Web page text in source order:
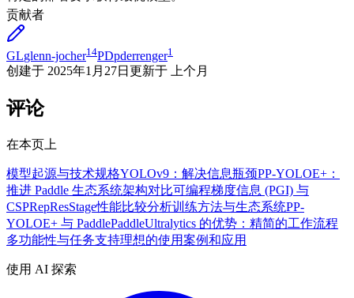
贡献者
GLglenn-jocher14PDpderrenger1
创建于 2025年1月27日 更新于 上个月
评论
在本页上
模型起源与技术规格YOLOv9：解决信息瓶颈PP-YOLOE+：
推进 Paddle 生态系统架构对比可编程梯度信息 (PGI) 与
CSPRepResStage性能比较分析训练方法与生态系统PP-
YOLOE+ 与 PaddlePaddleUltralytics 的优势：精简的工作流程
多功能性与任务支持理想的使用案例和应用
使用 AI 探索